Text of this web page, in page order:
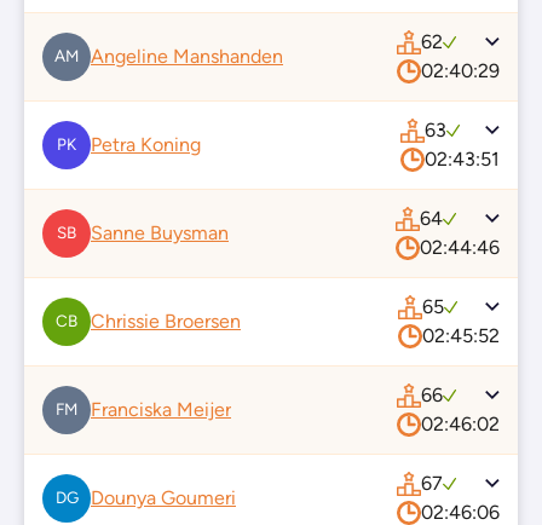
AM Angeline Manshanden
62
02:40:29
PK Petra Koning
63
02:43:51
SB Sanne Buysman
64
02:44:46
CB Chrissie Broersen
65
02:45:52
FM Franciska Meijer
66
02:46:02
DG Dounya Goumeri
67
02:46:06